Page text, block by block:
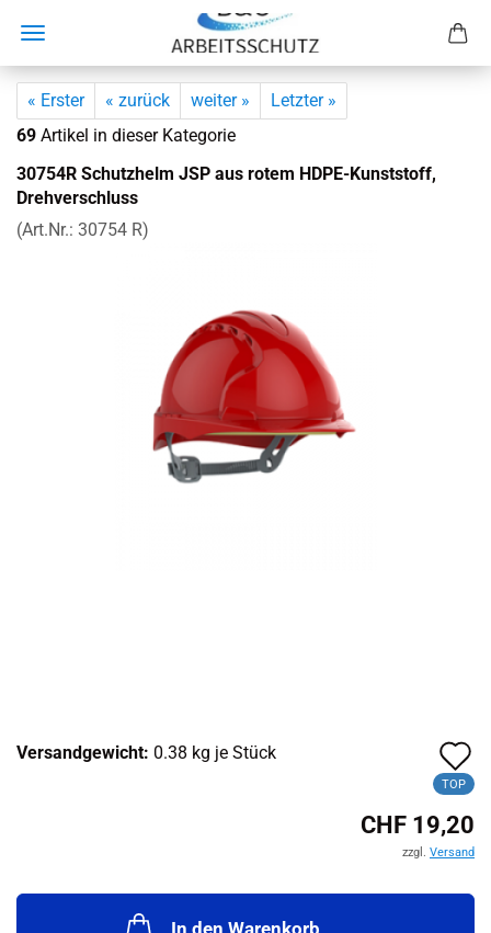
« Erster « zurück weiter »
Letzter »
69 Artikel in dieser Kategorie
30754R Schutz­helm JSP aus rotem HDPE-​Kunststoff,
Dreh­ver­schluss
(Art.Nr.: 30754 R)
Versandgewicht: 0.38 kg je Stück
TOP
CHF 19,20
zzgl. Versand
In den Warenkorb